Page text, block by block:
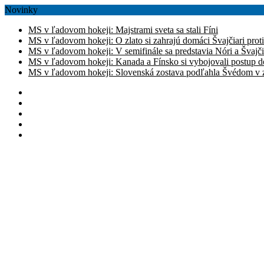
Novinky
MS v ľadovom hokeji: Majstrami sveta sa stali Fíni
MS v ľadovom hokeji: O zlato si zahrajú domáci Švajčiari
MS v ľadovom hokeji: V semifinále sa predstavia Nóri a
MS v ľadovom hokeji: Kanada a Fínsko si vybojovali postup
MS v ľadovom hokeji: Slovenská zostava podľahla Švédom v